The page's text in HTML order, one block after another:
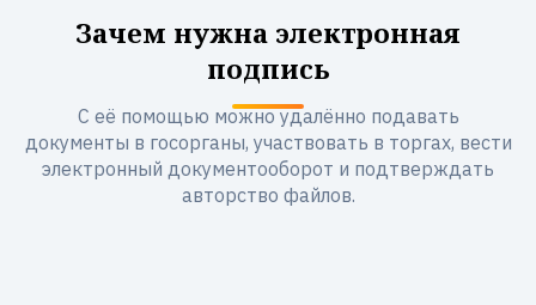
Зачем нужна электронная
подпись
С её помощью можно удалённо подавать
документы в госорганы, участвовать в торгах, вести
электронный документооборот и подтверждать
авторство файлов.